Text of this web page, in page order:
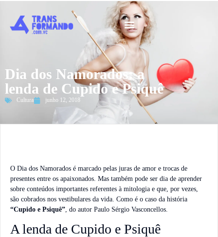
Dia dos Namorados: a
lenda de Cupido e Psiquê
Cultura junho 12, 2018
O Dia dos Namorados é marcado pelas juras de amor e trocas de
presentes entre os apaixonados. Mas também pode ser dia de aprender
sobre conteúdos importantes referentes à mitologia e que, por vezes,
são cobrados nos vestibulares da vida. Como é o caso da história
“Cupido e Psiquê”, do autor Paulo Sérgio Vasconcellos.
A lenda de Cupido e Psiquê